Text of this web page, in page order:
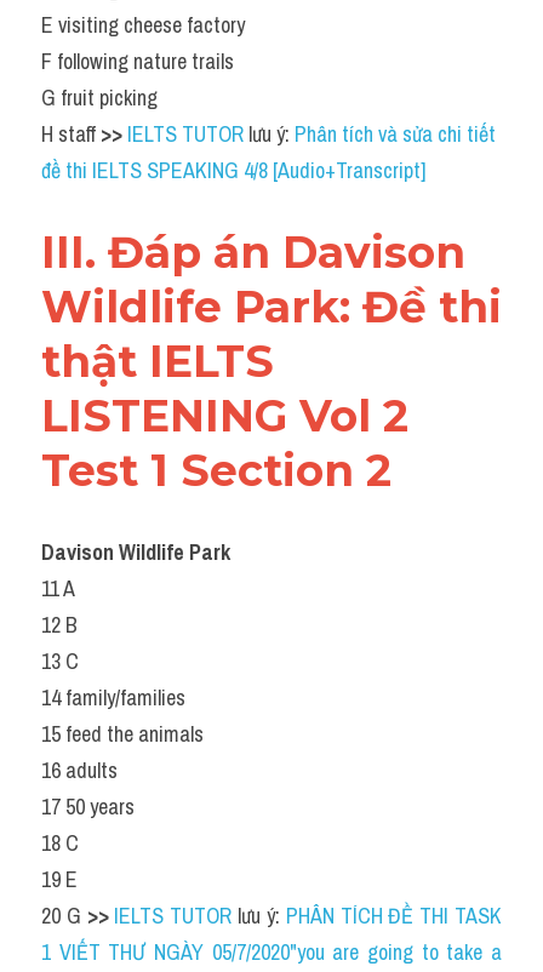
E visiting cheese factory
F following nature trails
G fruit picking
H staff >> IELTS TUTOR lưu ý: Phân tích và sửa chi tiết
đề thi IELTS SPEAKING 4/8 [Audio+Transcript]
III. Đáp án Davison
Wildlife Park: Đề thi
thật IELTS
LISTENING Vol 2
Test 1 Section 2
Davison Wildlife Park
11 A
12 B
13 C
14 family/families
15 feed the animals
16 adults
17 50 years
18 C
19 E
20 G >> IELTS TUTOR lưu ý: PHÂN TÍCH ĐỀ THI TASK
1 VIẾT THƯ NGÀY 05/7/2020"you are going to take a